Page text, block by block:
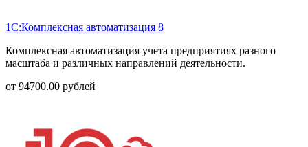
1С:Комплексная автоматизация 8
Комплексная автоматизация учета предприятиях разного
масштаба и различных направлений деятельности.
от 94700.00 рублей